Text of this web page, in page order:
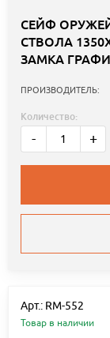
СЕЙФ
СТВОЛА
ЗАМКА
ПРОИЗВОДИТЕЛЬ:
Количество:
- +
Арт.: RM-552
Товар в наличии